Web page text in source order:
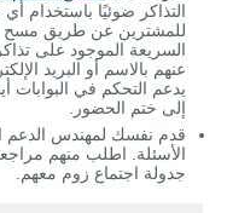
التذاكر ضوئيًا باستخدام
للمشترين عن طريق مسح
السريعة الموجود على
عنهم بالاسم أو البريد
يدعم التحكم في البوابات
إلى ختم الحضور.
قدم نفسك لمهندس
الأسئلة. اطلب منهم
جدولة اجتماع زوم معهم.